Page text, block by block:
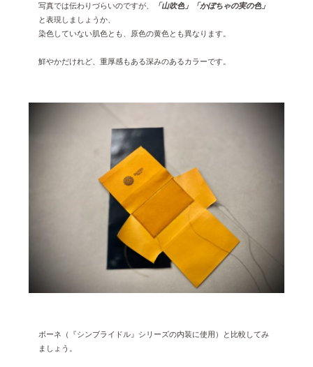
写真では伝わりづらいのですが、
「山吹色」「かぼちゃの実の色」
と表現しましょうか、
染色していない肌色とも、原色の黄色とも異なります。
鮮やかだけれど、重厚感もある深みのあるカラーです。
ボーネ（『シンブライドル』シリーズの内装に使用）と比較してみ
ましょう。